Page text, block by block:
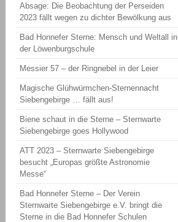
Absage: Die Beobachtung der Perseiden
2023 fällt wegen zu dichter Bewölkung aus
Bad Honnefer Sterne: Mensch und Weltall in
der Löwenburgschule
Messier 57 – der Ringnebel in der Leier
Magische Glühwürmchen-Sternennacht
Siebengebirge … fällt aus!
Biene schaut in die Sterne – Sternwarte
Siebengebirge goes Hollywood
ATT 2023 – Sternwarte Siebengebirge
besucht „Europas größte Astronomie
Messe“
Bad Honnefer Sterne – Der Verein
Sternwarte Siebengebirge e.V. bringt die
Sterne in die Bad Honnefer Schulen